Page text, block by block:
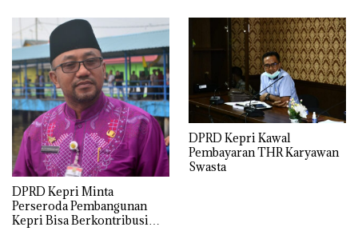
DPRD Kepri Minta
Perseroda Pembangunan
Kepri Bisa Berkontribusi
DPRD Kepri Kawal
Pembayaran THR Karyawan
Swasta